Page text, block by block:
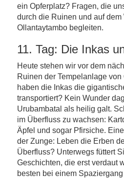
ein Opferplatz? Fragen, die
durch die Ruinen und auf dem
Ollantaytambo begleiten.
11. Tag: Die Inkas
Heute stehen wir vor dem
Ruinen der Tempelanlage
haben die Inkas die
transportiert? Kein Wunder
Urubambatal als heilig galt.
im Überfluss zu wachsen:
Äpfel und sogar Pfirsiche.
der Zunge: Leben die Erben
Überfluss? Unterwegs füttert
Geschichten, die erst verdaut
besten bei einem